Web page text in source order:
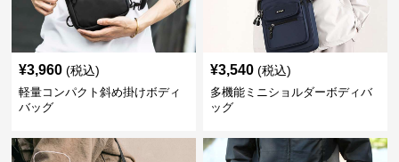
¥3,960 (税込)
軽量コンパクト斜め掛けボディ
バッグ
¥3,540 (税込)
多機能ミニショルダーボディバ
ッグ